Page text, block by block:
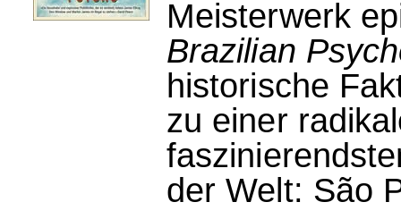
Meisterwerk
Brazilian
historische
zu einer
der Welt: São